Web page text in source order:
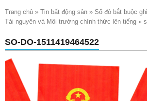
Trang chủ » Tin bất động sản » Sổ đỏ bắt buộc
Tài nguyên và Môi trường chính thức lên tiếng »
SO-DO-1511419464522